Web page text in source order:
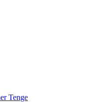
Tenge